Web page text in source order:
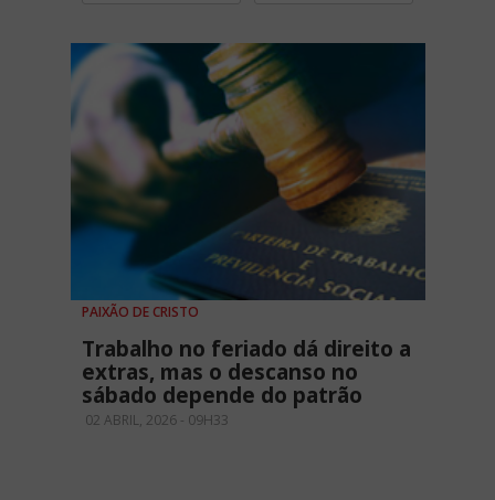
PAIXÃO DE CRISTO
Trabalho no feriado dá direito a
extras, mas o descanso no
sábado depende do patrão
02 ABRIL, 2026 - 09H33